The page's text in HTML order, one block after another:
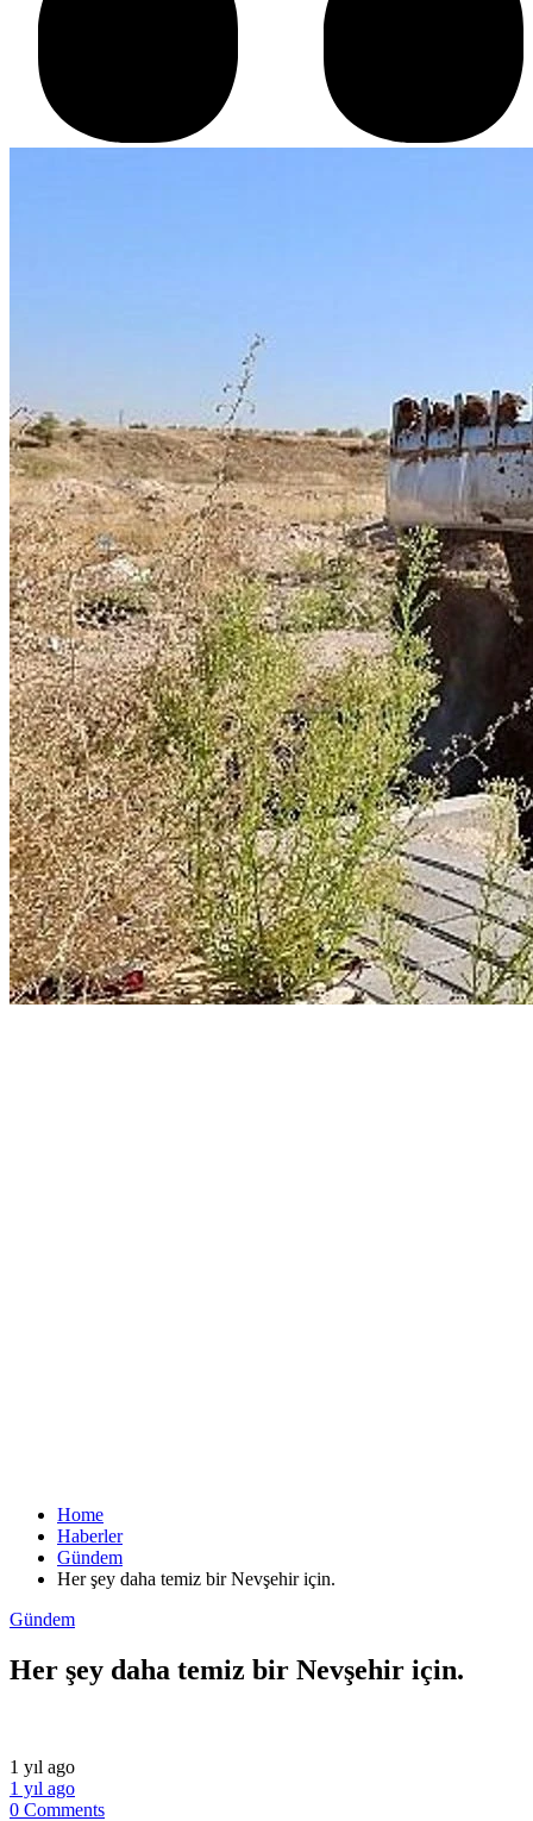
Home
Haberler
Gündem
Her şey daha temiz bir Nevşehir için.
Gündem
Her şey daha temiz bir Nevşehir için.
1 yıl ago
1 yıl ago
0 Comments